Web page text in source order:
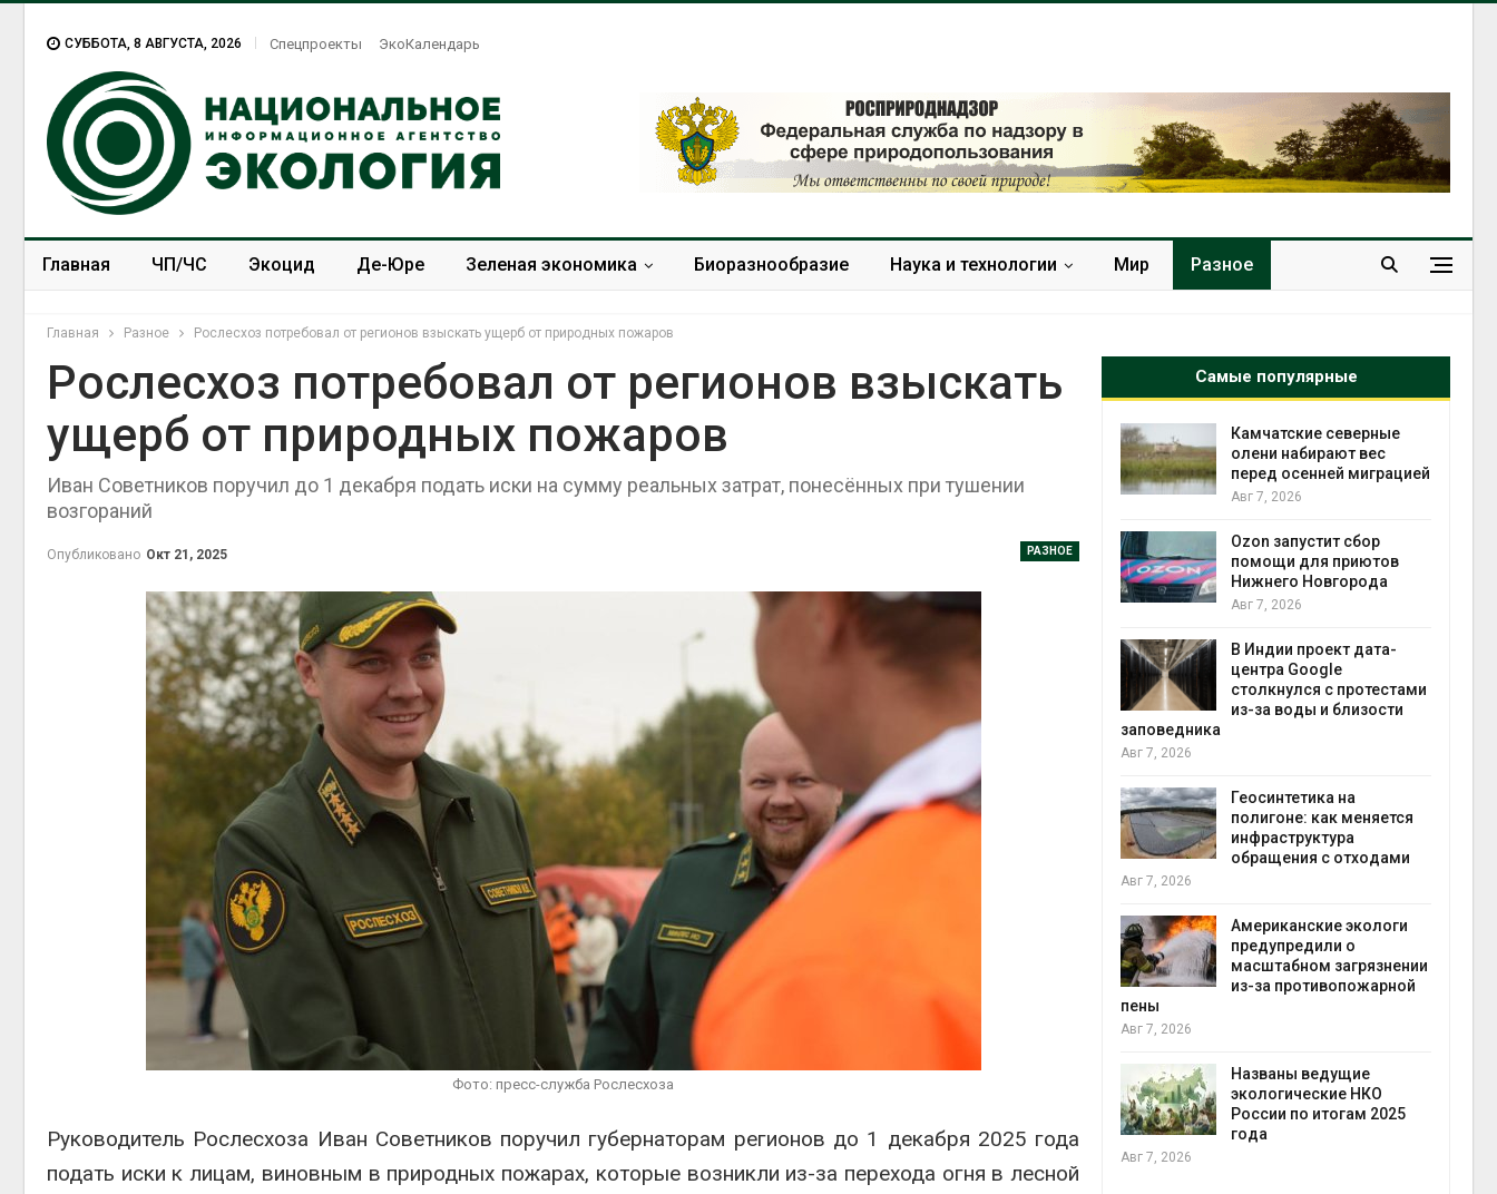
СУББОТА, 8 АВГУСТА, 2026 Спецпроекты ЭкоКалендарь
Главная ЧП/ЧС Экоцид Де-Юре Зеленая экономика Биоразнообразие Наука и технологии Мир Разное
Главная Разное Рослесхоз потребовал от регионов взыскать ущерб от природных пожаров
Рослесхоз потребовал от регионов взыскать
ущерб от природных пожаров
Иван Советников поручил до 1 декабря подать иски на сумму реальных затрат, понесённых при тушении
возгораний
РАЗНОЕ
Опубликовано Окт 21, 2025
Фото: пресс-служба Рослесхоза
Руководитель Рослесхоза Иван Советников поручил губернаторам регионов до 1 декабря 2025 года
подать иски к лицам, виновным в природных пожарах, которые возникли из-за перехода огня в лесной
Самые популярные
Тайфун, засуха и пожары:
сразу несколько
экстремальными
вырабатывать энергию и
Авг 7, 2026
Дождевая вода с крыш
может помочь городам
переживать жару
Авг 7, 2026
Минприроды
потребовало ускорить
строительство мусорных
объектов и уборку
контейнерных площадок
Авг 7, 2026
Панамский канал вновь
ограничивает загрузку
судов из-за дефицита
пресной воды
Авг 6, 2026
Шэньси из-за паводков
эвакуировали более 140
тыс. человек
болезни печени
в России фактически
ушёл от проверок к
наблюдению
развитие солнечной
энергетики из-за роста
спроса со стороны ИИ
Авг 7, 2026
Авг 7, 2026
может обходиться без
кондиционера и почти
без отопления
Камчатские северные
олени набирают вес
перед осенней миграцией
Авг 7, 2026
Ozon запустит сбор
помощи для приютов
Нижнего Новгорода
Авг 7, 2026
В Индии проект дата-
центра Google
столкнулся с протестами
из-за воды и близости
заповедника
Авг 7, 2026
Геосинтетика на
полигоне: как меняется
инфраструктура
обращения с отходами
Авг 7, 2026
Американские экологи
предупредили о
масштабном загрязнении
из-за противопожарной
пены
Авг 7, 2026
Названы ведущие
экологические НКО
России по итогам 2025
года
Авг 7, 2026